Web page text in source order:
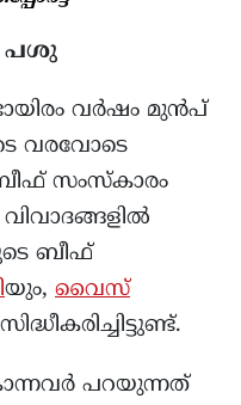
പശു
വർഷം മുൻപ്
വരവോടെ
സംസ്കാരം
ബീഫ്
യും, വൈസ്
പറയുന്നത്